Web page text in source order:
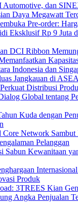
dan
Daya Megawatt
Pre-order:
Eksklusif Rp 9 Juta
DCI Ribbon
Indonesia dan
Jangkauan di
Distribusi
Global tentang
Kuda dengan
Network Sambut
Pelanggan
Sabun Kewanitaan
Produk
3TREES Kian
Angka Penjualan